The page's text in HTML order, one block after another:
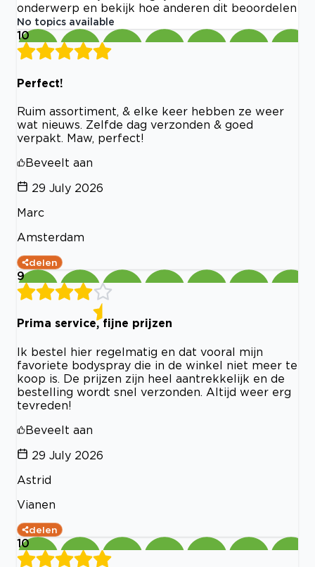
onderwerp en bekijk hoe anderen dit beoordelen
No topics available
10
Perfect!
Ruim assortiment, & elke keer hebben ze weer
wat nieuws. Zelfde dag verzonden & goed
verpakt. Maw, perfect!
Beveelt aan
29 July 2026
Marc
Amsterdam
delen
9
Prima service, fijne prijzen
Ik bestel hier regelmatig en dat vooral mijn
favoriete bodyspray die in de winkel niet meer te
koop is. De prijzen zijn heel aantrekkelijk en de
bestelling wordt snel verzonden. Altijd weer erg
tevreden!
Beveelt aan
29 July 2026
Astrid
Vianen
delen
10